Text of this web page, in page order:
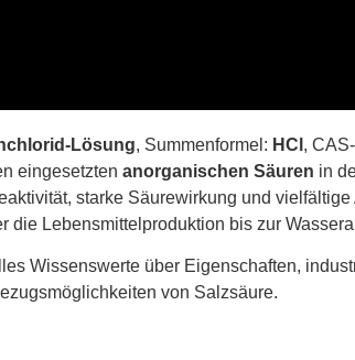
Lösung, Summenformel: HCl ,
eingesetzten anorganischen Säuren in
starke Säurewirkung und
die Lebensmittelproduktion bis zur
Wissenswerte über Eigenschaften,
von Salzsäure.